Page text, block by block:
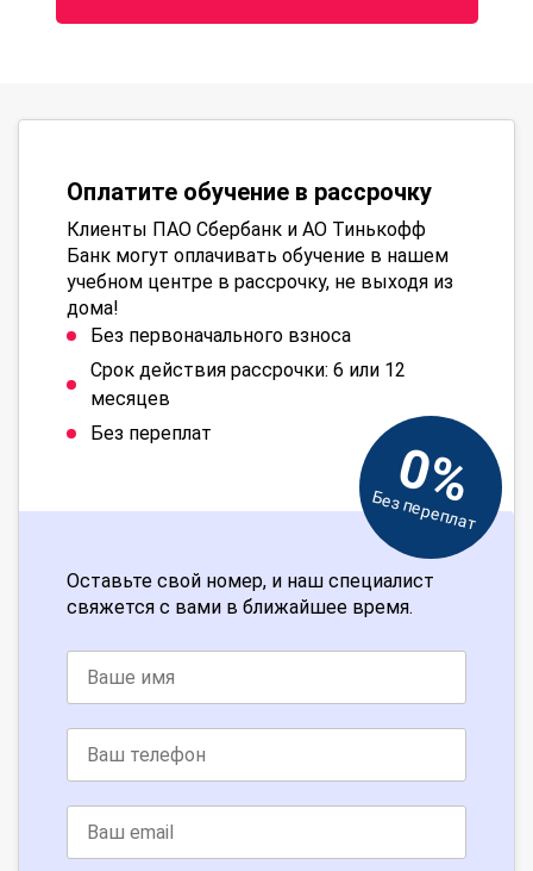
Оплатите обучение в рассрочку
Клиенты ПАО Сбербанк и АО Тинькофф
Банк могут оплачивать обучение в нашем
учебном центре в рассрочку, не выходя из
дома!
Без первоначального взноса
Срок действия рассрочки: 6 или 12
месяцев
Без переплат
0%
Без переплат
Оставьте свой номер, и наш специалист
свяжется с вами в ближайшее время.